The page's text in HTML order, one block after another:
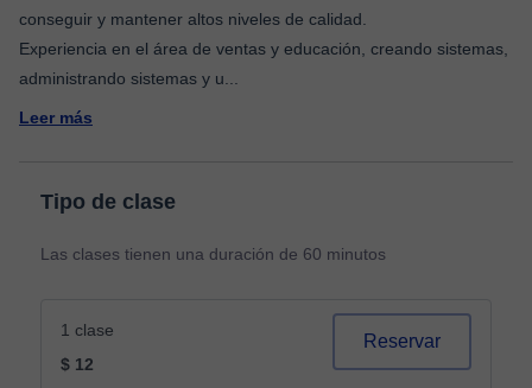
conseguir y mantener altos niveles de calidad.
Experiencia en el área de ventas y educación, creando sistemas,
administrando sistemas y u
Leer más
Tipo de clase
Las clases tienen una duración de 60 minutos
1 clase
$ 12
Reservar